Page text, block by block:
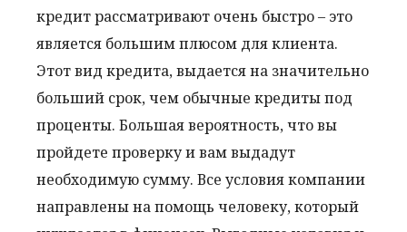
кредит рассматривают очень быстро – это
является большим плюсом для клиента.
Этот вид кредита, выдается на значительно
больший срок, чем обычные кредиты под
проценты. Большая вероятность, что вы
пройдете проверку и вам выдадут
необходимую сумму. Все условия компании
направлены на помощь человеку, который